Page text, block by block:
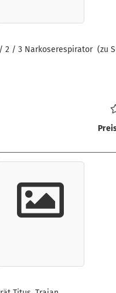
2 / 3 Narkoserespirator (zu